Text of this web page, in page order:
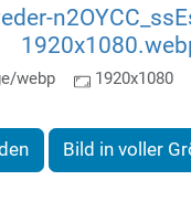
webp 1920x1080
Bild in voller